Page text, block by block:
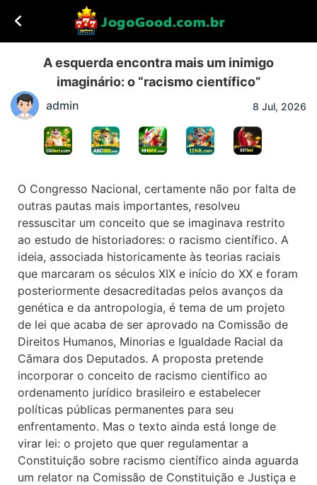
A esquerda encontra mais um inimigo
imaginário: o “racismo científico”
admin 8 Jul, 2026
O Congresso Nacional, certamente não por falta de
outras pautas mais importantes, resolveu
ressuscitar um conceito que se imaginava restrito
ao estudo de historiadores: o racismo científico. A
ideia, associada historicamente às teorias raciais
que marcaram os séculos XIX e início do XX e foram
posteriormente desacreditadas pelos avanços da
genética e da antropologia, é tema de um projeto
de lei que acaba de ser aprovado na Comissão de
Direitos Humanos, Minorias e Igualdade Racial da
Câmara dos Deputados. A proposta pretende
incorporar o conceito de racismo científico ao
ordenamento jurídico brasileiro e estabelecer
políticas públicas permanentes para seu
enfrentamento. Mas o texto ainda está longe de
virar lei: o projeto que quer regulamentar a
Constituição sobre racismo científico ainda aguarda
um relator na Comissão de Constituição e Justiça e